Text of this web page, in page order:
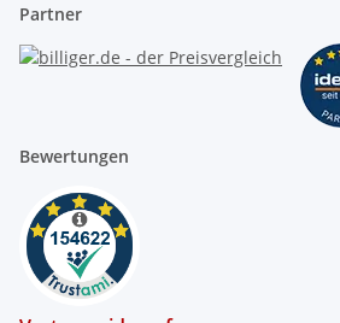
Partner
Bewertungen